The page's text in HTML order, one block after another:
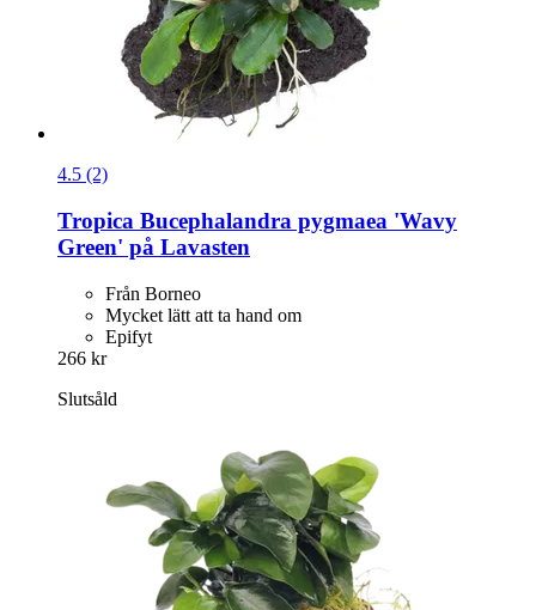
4.5 (2)
Tropica Bucephalandra pygmaea 'Wavy
Green' på Lavasten
Från Borneo
Mycket lätt att ta hand om
Epifyt
266 kr
Slutsåld